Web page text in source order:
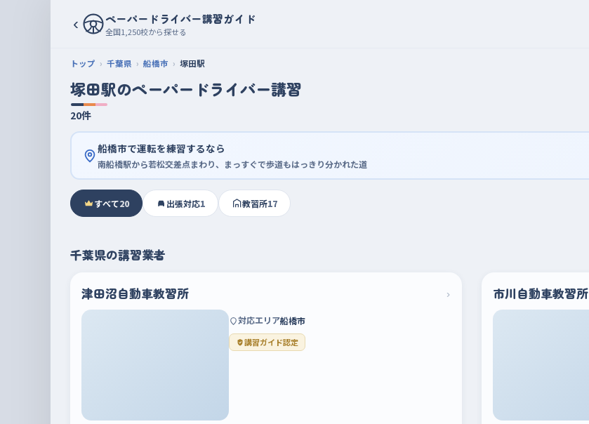
‹ ペーパードライバー講習ガイド
全国1,250校から探せる
トップ 千葉県 船橋市 塚田駅
塚田駅のペーパードライバー講習
20件
船橋市で運転を練習するなら
南船橋駅から若松交差点まわり、まっすぐで歩道もはっきり分かれた道
すべて20 出張対応1 教習所17
千葉県の講習業者
津田沼自動車教習所 ›
対応エリア船橋市
講習ガイド認定
市川自動車教習所